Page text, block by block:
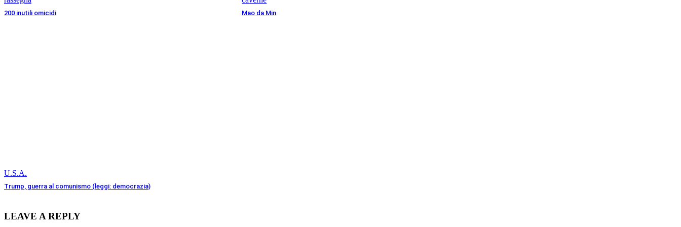
200 inutili omicidi Mao da Min
U.S.A.
Trump, guerra al comunismo (leggi: democrazia)
LEAVE A REPLY